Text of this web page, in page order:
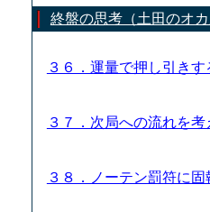
終盤の思考（土田のオカ
３６．運量で押し引き
３７．次局への流れを
３８．ノーテン罰符に